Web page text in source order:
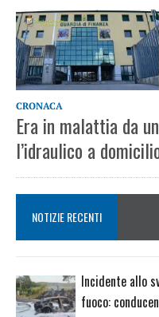
CRONACA
Era in malattia da
l’idraulico a
NOTIZIE RECENTI
Incidente allo
fuoco: